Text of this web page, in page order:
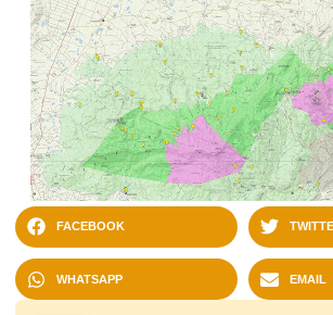
FACEBOOK
WHATSAPP EMAIL